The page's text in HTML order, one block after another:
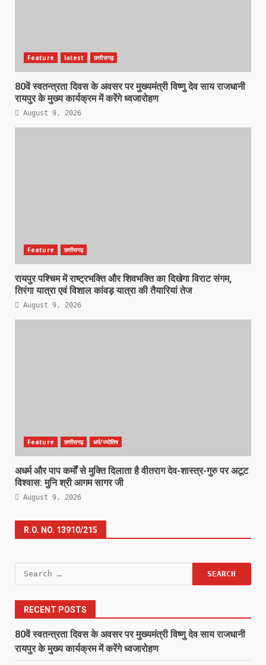
Feature latest छत्तीसगढ़
80वें स्वतन्त्रता दिवस के अवसर पर मुख्यमंत्री विष्णु देव साय राजधानी
रायपुर के मुख्य कार्यक्रम में करेंगे ध्वजारोहण
August 9, 2026
Feature छत्तीसगढ़
रायपुर पश्चिम में राष्ट्रभक्ति और शिवभक्ति का दिखेगा विराट संगम,
तिरंगा यात्रा एवं विशाल कांवड़ यात्रा की तैयारियां तेज
August 9, 2026
Feature छत्तीसगढ़ धर्म/ज्योतिष
अधर्म और पाप कर्मों से मुक्ति दिलाता है वीतराग देव-शास्त्र-गुरु पर अटूट
विश्वास: मुनि श्री आगम सागर जी
August 9, 2026
R.O. NO. 13910/215
Search
for:
RECENT POSTS
80वें स्वतन्त्रता दिवस के अवसर पर मुख्यमंत्री विष्णु देव साय राजधानी
रायपुर के मुख्य कार्यक्रम में करेंगे ध्वजारोहण